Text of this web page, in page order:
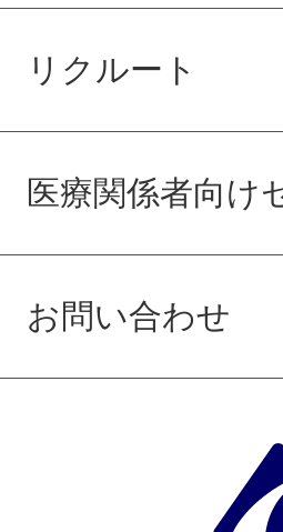
医療関係者向け
リクルート
お問い合わせ